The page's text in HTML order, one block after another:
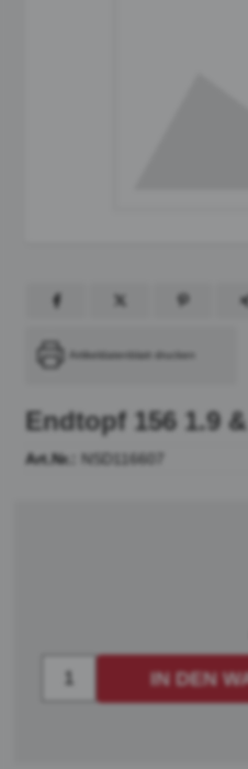
Artikeldatenblatt drucken
Endtopf 156 1.9
Art.Nr.: NSD116607
IN DEN